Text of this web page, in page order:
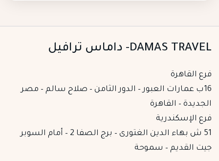
DAMAS TRAVEL- داماس ترافيل
فرع القاهرة
16ب عمارات العبور – الدور الثامن – صلاح سالم – مصر
الجديدة – القاهرة
فرع الإسكندرية
51 ش بهاء الدين الغتورى – برج الصفا 2 – أمام السوبر
جيت القديم – سموحة